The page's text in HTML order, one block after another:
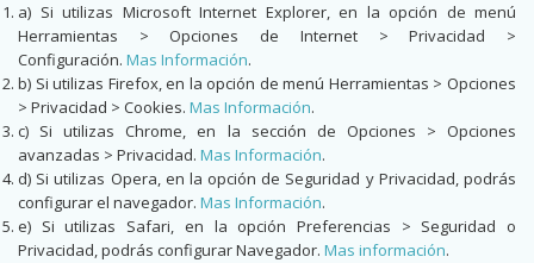
a) Si utilizas Microsoft Internet Explorer, en la opción de menú
Herramientas > Opciones de Internet > Privacidad >
Configuración. Mas Información.
b) Si utilizas Firefox, en la opción de menú Herramientas > Opciones
> Privacidad > Cookies. Mas Información.
c) Si utilizas Chrome, en la sección de Opciones > Opciones
avanzadas > Privacidad. Mas Información.
d) Si utilizas Opera, en la opción de Seguridad y Privacidad, podrás
configurar el navegador. Mas Información.
e) Si utilizas Safari, en la opción Preferencias > Seguridad o
Privacidad, podrás configurar Navegador. Mas información.